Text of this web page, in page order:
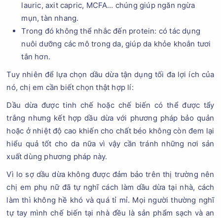
lauric, axit capric, MCFA… chúng giúp ngăn ngừa
mụn, tàn nhang.
Trong đó không thể nhắc đến protein: có tác dụng
nuôi dưỡng các mô trong da, giúp da khỏe khoắn tươi
tắn hơn.
Tuy nhiên để lựa chọn dầu dừa tận dụng tối đa lợi ích của
nó, chị em cần biết chọn thật hợp lí:
Dầu dừa được tinh chế hoặc chế biến có thể được tẩy
trắng nhưng kết hợp dầu dừa với phương pháp bảo quản
hoặc ở nhiệt độ cao khiến cho chất béo không còn đem lại
hiểu quả tốt cho da nữa vì vậy cần tránh những nơi sản
xuất dùng phương pháp này.
Vì lo sợ dầu dừa không được đảm bảo trên thị trường nên
chị em phụ nữ đã tự nghĩ cách làm dầu dừa tại nhà, cách
làm thì không hề khó và quá tỉ mỉ. Mọi người thường nghĩ
tự tay mình chế biến tại nhà đều là sản phẩm sạch và an